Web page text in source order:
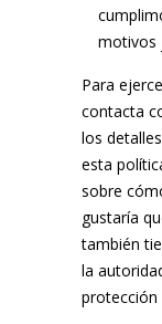
motivos
Para
contacta
los
esta
sobre
gustaría
también
la
protección